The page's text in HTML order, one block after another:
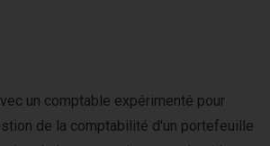
un comptable expérimenté pour
de la comptabilité d'un portefeuille